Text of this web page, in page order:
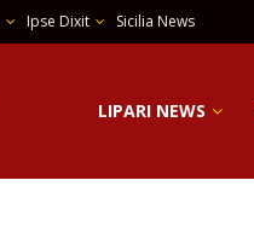
Ipse Dixit Sicilia News
LIPARI NEWS